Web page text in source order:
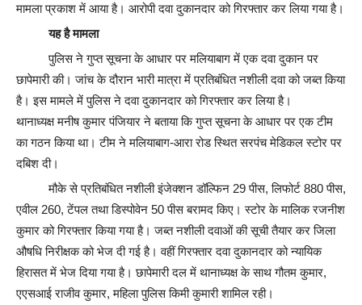
मामला प्रकाश में आया है। आरोपी दवा दुकानदार को गिरफ्तार कर लिया गया है।
यह है मामला
पुलिस ने गुप्त सूचना के आधार पर मलियाबाग में एक दवा दुकान पर
छापेमारी की। जांच के दौरान भारी मात्रा में प्रतिबंधित नशीली दवा को जब्त किया
है। इस मामले में पुलिस ने दवा दुकानदार को गिरफ्तार कर लिया है।
थानाध्यक्ष मनीष कुमार पंजियार ने बताया कि गुप्त सूचना के आधार पर एक टीम
का गठन किया था। टीम ने मलियाबाग-आरा रोड स्थित सरपंच मेडिकल स्टोर पर
दबिश दी।
मौके से प्रतिबंधित नशीली इंजेक्शन डॉल्फिन 29 पीस, लिफोर्ट 880 पीस,
एवील 260, टेंपल तथा डिस्पोवेन 50 पीस बरामद किए। स्टोर के मालिक रजनीश
कुमार को गिरफ्तार किया गया है। जब्त नशीली दवाओं की सूची तैयार कर जिला
औषधि निरीक्षक को भेज दी गई है। वहीं गिरफ्तार दवा दुकानदार को न्यायिक
हिरासत में भेज दिया गया है। छापेमारी दल में थानाध्यक्ष के साथ गौतम कुमार,
एएसआई राजीव कुमार, महिला पुलिस किमी कुमारी शामिल रही।